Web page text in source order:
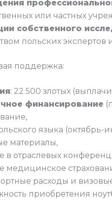
или частных
собственного
польских экспертов
поддержка:
: 22 500 злотых
финансирование
языка (октябрь-
материалы,
в отраслевых
медицинское
расходы и
приобретения